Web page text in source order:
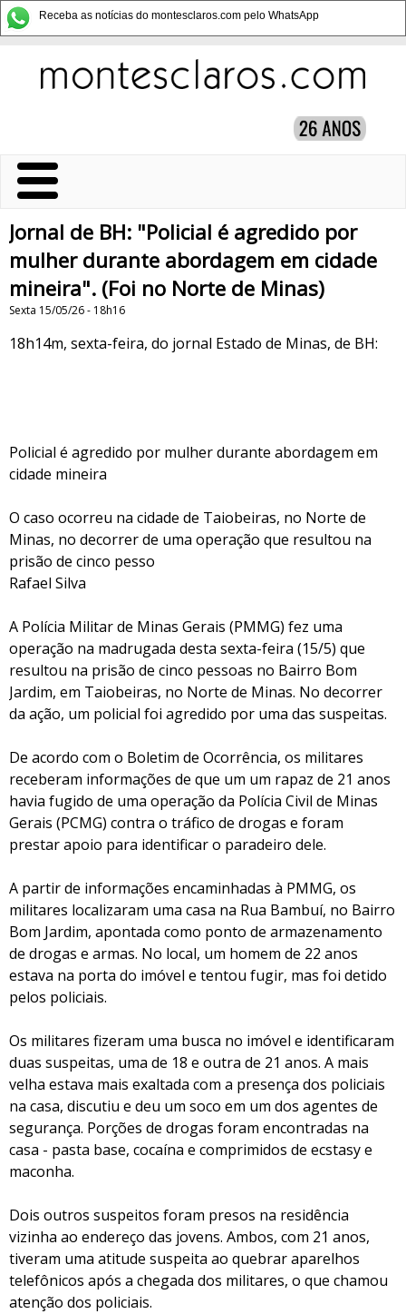
Receba as notícias do montesclaros.com pelo WhatsApp
Jornal de BH: "Policial é agredido por
mulher durante abordagem em cidade
mineira". (Foi no Norte de Minas)
Sexta 15/05/26 - 18h16
18h14m, sexta-feira, do jornal Estado de Minas, de BH:
Policial é agredido por mulher durante abordagem em
cidade mineira
O caso ocorreu na cidade de Taiobeiras, no Norte de
Minas, no decorrer de uma operação que resultou na
prisão de cinco pesso
Rafael Silva
A Polícia Militar de Minas Gerais (PMMG) fez uma
operação na madrugada desta sexta-feira (15/5) que
resultou na prisão de cinco pessoas no Bairro Bom
Jardim, em Taiobeiras, no Norte de Minas. No decorrer
da ação, um policial foi agredido por uma das suspeitas.
De acordo com o Boletim de Ocorrência, os militares
receberam informações de que um um rapaz de 21 anos
havia fugido de uma operação da Polícia Civil de Minas
Gerais (PCMG) contra o tráfico de drogas e foram
prestar apoio para identificar o paradeiro dele.
A partir de informações encaminhadas à PMMG, os
militares localizaram uma casa na Rua Bambuí, no Bairro
Bom Jardim, apontada como ponto de armazenamento
de drogas e armas. No local, um homem de 22 anos
estava na porta do imóvel e tentou fugir, mas foi detido
pelos policiais.
Os militares fizeram uma busca no imóvel e identificaram
duas suspeitas, uma de 18 e outra de 21 anos. A mais
velha estava mais exaltada com a presença dos policiais
na casa, discutiu e deu um soco em um dos agentes de
segurança. Porções de drogas foram encontradas na
casa - pasta base, cocaína e comprimidos de ecstasy e
maconha.
Dois outros suspeitos foram presos na residência
vizinha ao endereço das jovens. Ambos, com 21 anos,
tiveram uma atitude suspeita ao quebrar aparelhos
telefônicos após a chegada dos militares, o que chamou
atenção dos policiais.